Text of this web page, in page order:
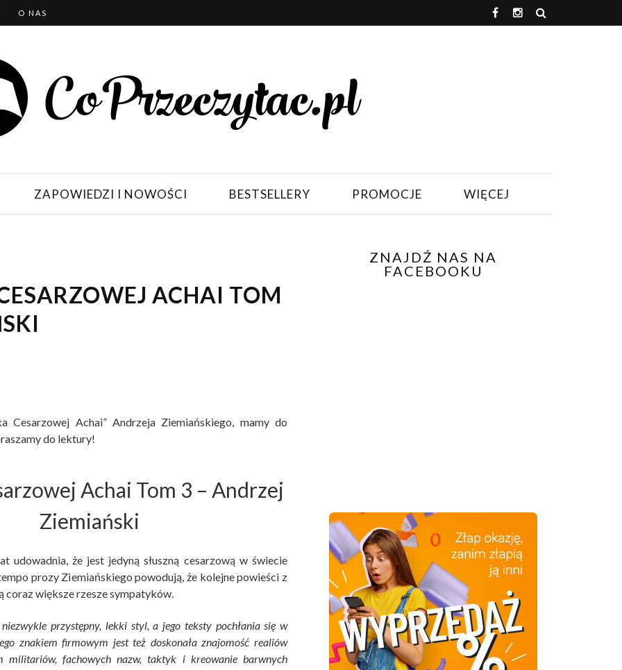
O NAS
ZAPOWIEDZI I NOWOŚCI BESTSELLERY PROMOCJE WIĘCEJ
ACHAI TOM
Achai” Andrzeja Ziemiańskiego, mamy do
do lektury!
Achai Tom 3 – Andrzej
Ziemiański
udowadnia, że jest jedyną słuszną cesarzową w świecie
prozy Ziemiańskiego powodują, że kolejne powieści z
coraz większe rzesze sympatyków.
przystępny, lekki styl, a jego teksty pochłania się w
znakiem firmowym jest też doskonała znajomość realiów
militariów, fachowych nazw, taktyk i kreowanie barwnych
ZNAJDŹ NAS NA
FACEBOOKU